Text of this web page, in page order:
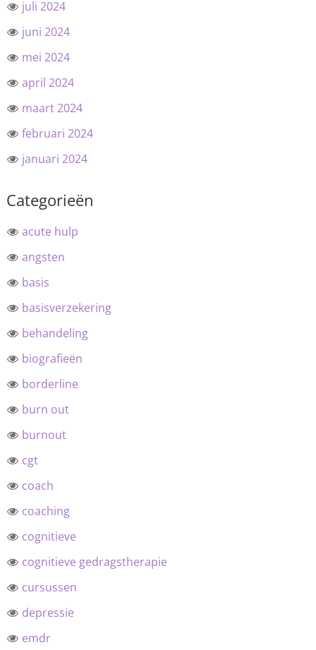
juli 2024
juni 2024
mei 2024
april 2024
maart 2024
februari 2024
januari 2024
Categorieën
acute hulp
angsten
basis
basisverzekering
behandeling
biografieën
borderline
burn out
burnout
cgt
coach
coaching
cognitieve
cognitieve gedragstherapie
cursussen
depressie
emdr